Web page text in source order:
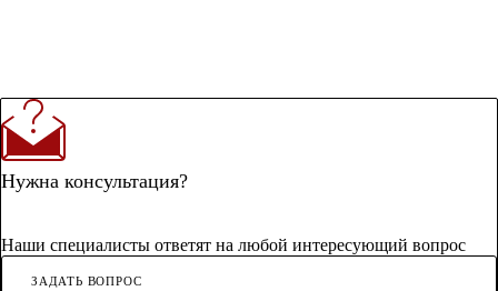
Нужна консультация?
Наши специалисты ответят на любой интересующий вопрос
ЗАДАТЬ ВОПРОС